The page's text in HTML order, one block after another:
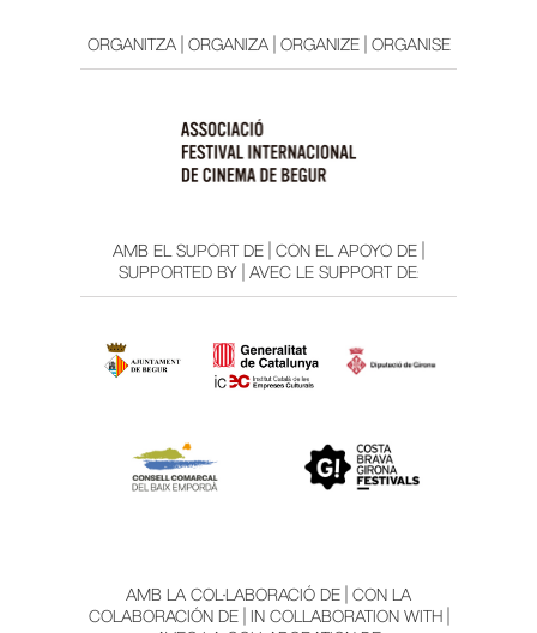
ORGANITZA | ORGANIZA | ORGANIZE | ORGANISE
AMB EL SUPORT DE | CON EL APOYO DE |
SUPPORTED BY | AVEC LE SUPPORT DE:
AMB LA COL·LABORACIÓ DE | CON LA
COLABORACIÓN DE | IN COLLABORATION WITH |